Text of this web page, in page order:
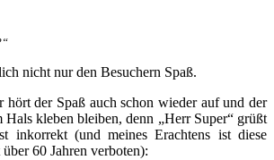
nicht nur den Besuchern Spaß.
hört der Spaß auch schon wieder auf und der
kleben bleiben, denn „Herr Super“ grüßt
inkorrekt (und meines Erachtens ist diese
60 Jahren verboten):